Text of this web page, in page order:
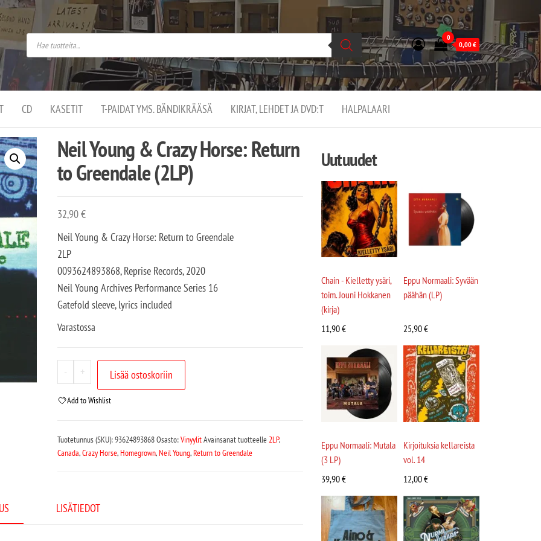
–
on
0
0,00€
CD KASETIT T-PAIDAT YMS. BÄNDIKRÄÄSÄ KIRJAT, LEHDET JA DVD:T HALPALAARI
Neil Young & Crazy Horse: Return
to Greendale (2LP)
32,90€
Neil Young & Crazy Horse: Return to Greendale
2LP
0093624893868, Reprise Records, 2020
Neil Young Archives Performance Series 16
Gatefold sleeve, lyrics included
Varastossa
- + Lisää ostoskoriin
Add to Wishlist
Tuotetunnus (SKU):93624893868Osasto:VinyylitAvainsanat tuotteelle2LP,
Canada,Crazy Horse,Homegrown,Neil Young,Return to Greendale
LISÄTIEDOT
Uutuudet
Chain - Kielletty ysäri,
toim. Jouni Hokkanen
(kirja)
11,90€
Eppu Normaali: Syvään
päähän (LP)
25,90€
Eppu Normaali: Mutala
(3 LP)
39,90€
Kirjoituksia kellareista
vol. 14
12,00€